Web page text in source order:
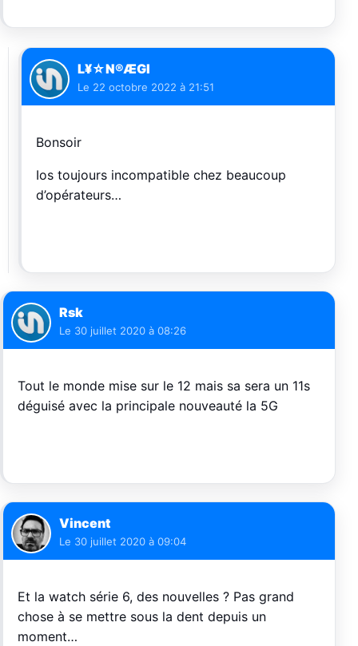
L¥☆N®ÆGI
Le 22 octobre 2022 à 21:51
Bonsoir
Ios toujours incompatible chez beaucoup
d’opérateurs…
Rsk
Le 30 juillet 2020 à 08:26
Tout le monde mise sur le 12 mais sa sera un 11s
déguisé avec la principale nouveauté la 5G
Vincent
Le 30 juillet 2020 à 09:04
Et la watch série 6, des nouvelles ? Pas grand
chose à se mettre sous la dent depuis un
moment…